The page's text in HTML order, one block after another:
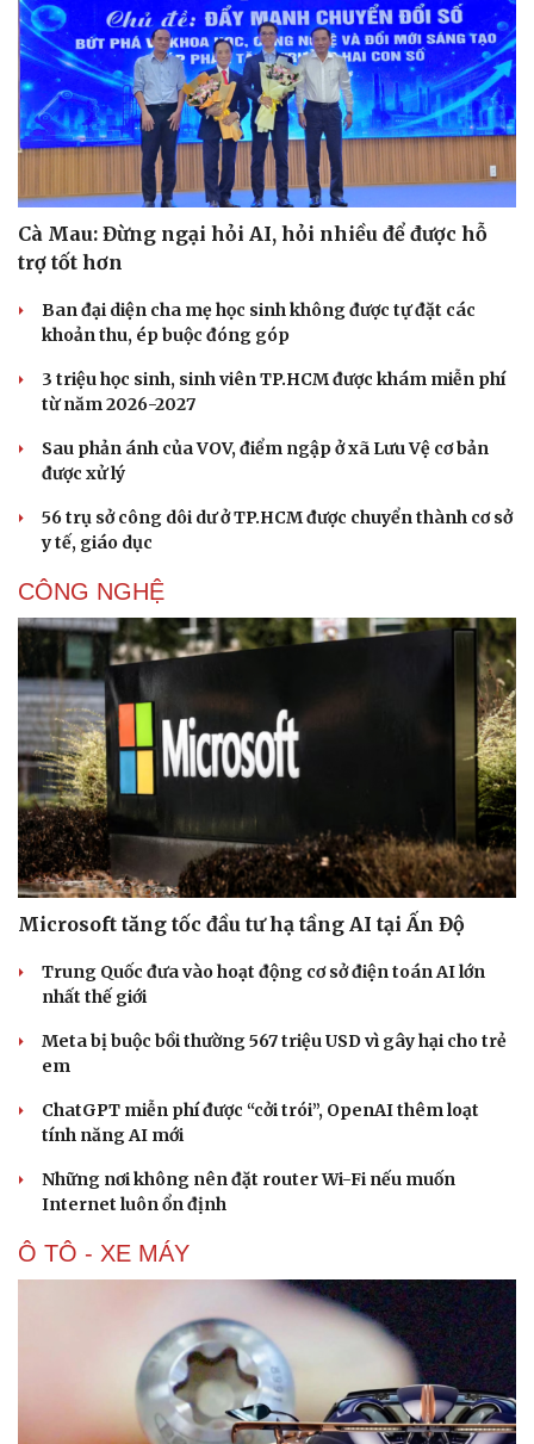
Sức khỏe
Dinh dưỡng - món ngon
Sản phụ khoa
Nhi khoa
Nam khoa
Làm đẹp - giảm cân
Phòng mạch online
Ăn sạch sống khỏe
Đời sống
Nhà đẹp
Tình yêu - Gia đình
Cà Mau: Đừng ngại hỏi AI, hỏi nhiều để được hỗ
trợ tốt hơn
Ban đại diện cha mẹ học sinh không được tự đặt các
khoản thu, ép buộc đóng góp
3 triệu học sinh, sinh viên TP.HCM được khám miễn phí
từ năm 2026-2027
Sau phản ánh của VOV, điểm ngập ở xã Lưu Vệ cơ bản
được xử lý
56 trụ sở công dôi dư ở TP.HCM được chuyển thành cơ sở
y tế, giáo dục
CÔNG NGHỆ
Microsoft tăng tốc đầu tư hạ tầng AI tại Ấn Độ
Trung Quốc đưa vào hoạt động cơ sở điện toán AI lớn
nhất thế giới
Meta bị buộc bồi thường 567 triệu USD vì gây hại cho trẻ
em
ChatGPT miễn phí được “cởi trói”, OpenAI thêm loạt
tính năng AI mới
Những nơi không nên đặt router Wi-Fi nếu muốn
Internet luôn ổn định
Ô TÔ - XE MÁY